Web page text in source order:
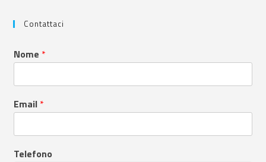
Contattaci
Nome *
Email *
Telefono